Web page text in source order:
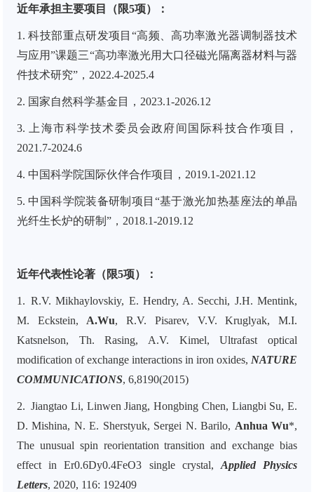
近年承担主要项目（限5项）：
1.科技部重点研发项目 “高频、高功率激光器调制器技术
与应用”课题三“高功率激光用大口径磁光隔离器材料与器
件技术研究”，2022.4-2025.4
2. 国家自然科学基金目，2023.1-2026.12
3.
上海市科学技术委员会政府间国际科技合作项目，
2021.7-2024.6
4. 中国科学院国际伙伴合作项目 ， 2019.1-2021.12
5. 中国科学院装备研制项目 “基于激光加热基座法的单晶
光纤生长炉的研制 ” ， 2018.1-2019.12
近年代表性论著（限5项）：
1. R.V. Mikhaylovskiy, E. Hendry, A. Secchi, J.H. Mentink,
M. Eckstein, A.Wu,R.V. Pisarev, V.V. Kruglyak, M.I.
Katsnelson, Th. Rasing, A.V. Kimel, Ultrafast optical
modification of exchange interactions in iron oxides, NATURE
COMMUNICATIONS, 6,8190(2015)
2. Jiangtao Li, Linwen Jiang, Hongbing Chen, Liangbi Su, E.
D. Mishina, N. E. Sherstyuk, Sergei N. Barilo, Anhua Wu*,
The unusual spin reorientation transition and exchange bias
effect in Er0.6Dy0.4FeO3 single crystal, Applied Physics
Letters, 2020, 116: 192409